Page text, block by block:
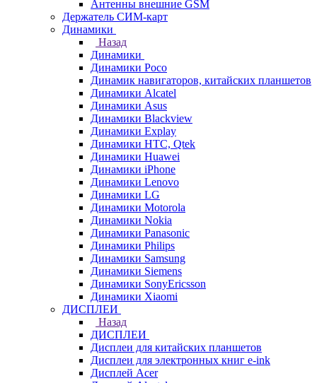
Антенны внешние GSM
Держатель СИМ-карт
Динамики
Назад
Динамики
Динамики Poco
Динамик навигаторов, китайских планшетов
Динамики Alcatel
Динамики Asus
Динамики Blackview
Динамики Explay
Динамики HTC, Qtek
Динамики Huawei
Динамики iPhone
Динамики Lenovo
Динамики LG
Динамики Motorola
Динамики Nokia
Динамики Panasonic
Динамики Philips
Динамики Samsung
Динамики Siemens
Динамики SonyEricsson
Динамики Xiaomi
ДИСПЛЕИ
Назад
ДИСПЛЕИ
Дисплеи для китайских планшетов
Дисплеи для электронных книг e-ink
Дисплей Acer